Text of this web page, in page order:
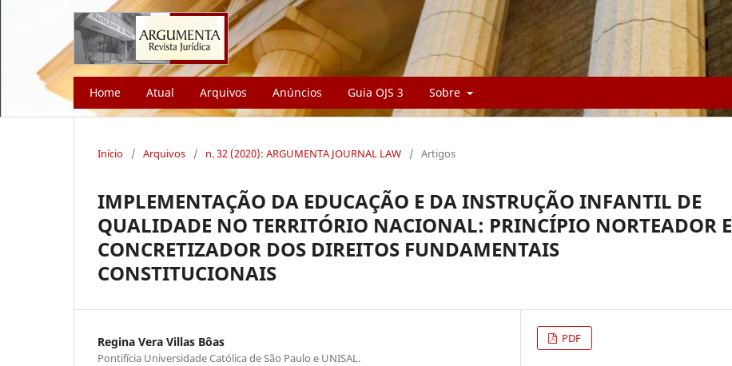
Home Atual Arquivos Anúncios Guia OJS 3 Sobre
Início / Arquivos / n. 32 (2020): ARGUMENTA JOURNAL LAW / Artigos
IMPLEMENTAÇÃO DA EDUCAÇÃO E DA INSTRUÇÃO INFANTIL DE
QUALIDADE NO TERRITÓRIO NACIONAL: PRINCÍPIO NORTEADOR E
CONCRETIZADOR DOS DIREITOS FUNDAMENTAIS
CONSTITUCIONAIS
Regina Vera Villas Bôas
Pontifícia Universidade Católica de São Paulo e UNISAL.
PDF